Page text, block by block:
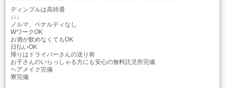
ディンプルは高待遇
↓↓↓
ノルマ、ペナルティなし
WワークOK
お酒が飲めなくてもOK
日払いOK
帰りはドライバーさんの送り有
お子さんのいらっしゃる方にも安心の無料託児所完備
ヘアメイク完備
寮完備